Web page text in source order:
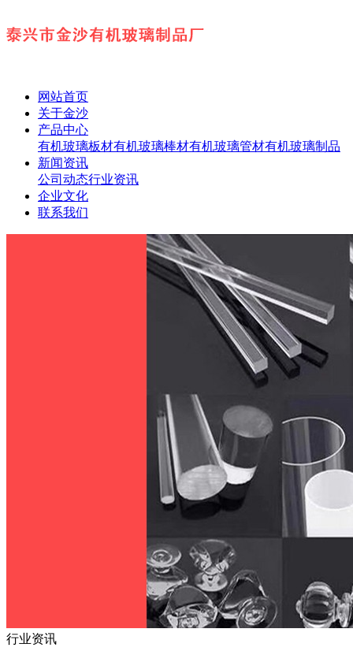
网站首页
关于金沙
产品中心
有机玻璃板材有机玻璃棒材有机玻璃管材有机玻璃制品
新闻资讯
公司动态行业资讯
企业文化
联系我们
行业资讯